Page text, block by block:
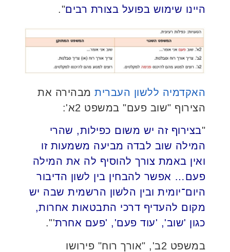
היינו שימוש בפועל בצורת רבים".
האקדמיה ללשון העברית מבהירה את
הצירוף "שוב פעם" במשפט 2א':
"בצירוף זה יש משום כפילות, שהרי
המילה שוב לבדה מביעה משמעות זו
ואין באמת צורך להוסיף לה את המילה
פעם… אפשר להבחין בין לשון הדיבור
היום־יומית ובין הלשון הרשמית שבה יש
מקום להעדיף דרכי התבטאות אחרות,
כגון 'שוב', 'עוד פעם', 'פעם אחרת'".
במשפט 2ב', "אורך רוח" פירושו